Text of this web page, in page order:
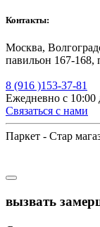
Контакты:
Москва,
павильон 167-168,
8 (916 )153-37-81
Ежедневно с 10:00
Связаться с нами
Паркет - Стар
вызвать